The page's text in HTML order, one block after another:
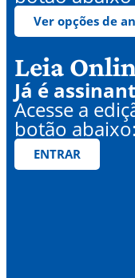
Ver opções de
Leia
Já é
Acesse a
botão abaixo:
ENTRAR